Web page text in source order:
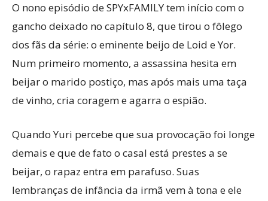
O nono episódio de SPYxFAMILY tem início com o
gancho deixado no capítulo 8, que tirou o fôlego
dos fãs da série: o eminente beijo de Loid e Yor.
Num primeiro momento, a assassina hesita em
beijar o marido postiço, mas após mais uma taça
de vinho, cria coragem e agarra o espião.
Quando Yuri percebe que sua provocação foi longe
demais e que de fato o casal está prestes a se
beijar, o rapaz entra em parafuso. Suas
lembranças de infância da irmã vem à tona e ele